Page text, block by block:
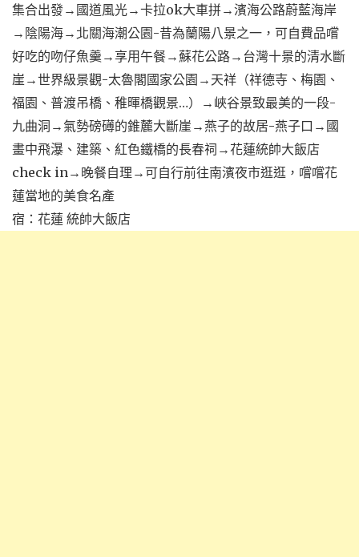
集合出發→國道風光→卡拉ok大車拼→濱海公路蔚藍海岸
→陰陽海→北關海潮公園-昔為蘭陽八景之一，可自費品嚐
好吃的吻仔魚羹→享用午餐→蘇花公路→台灣十景的清水斷
崖→世界級景觀-太魯閣國家公園→天祥（祥德寺、梅園、
福園、普渡吊橋、稚暉橋觀景…）→峽谷景致最美的一段-
九曲洞→氣勢磅礡的錐麓大斷崖→燕子的故居-燕子口→國
畫中飛瀑、建築、紅色鐵橋的長春祠→花蓮統帥大飯店
check in→晚餐自理→可自行前往南濱夜市逛逛，嚐嚐花
蓮當地的美食名產
宿：花蓮 統帥大飯店